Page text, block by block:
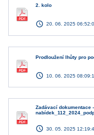
2. kolo
access_time 20. 06. 2025
Prodloužení lhůty pro
access_time 10. 06. 2025
Zadávací dokumentace
access_time 30. 05. 2025